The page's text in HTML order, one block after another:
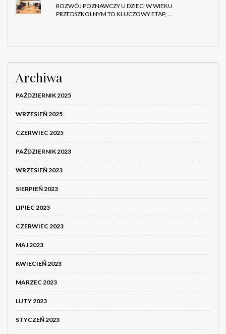
ROZWÓJ POZNAWCZY U DZIECI W WIEKU
PRZEDSZKOLNYM TO KLUCZOWY ETAP, …
Archiwa
PAŹDZIERNIK 2025
WRZESIEŃ 2025
CZERWIEC 2025
PAŹDZIERNIK 2023
WRZESIEŃ 2023
SIERPIEŃ 2023
LIPIEC 2023
CZERWIEC 2023
MAJ 2023
KWIECIEŃ 2023
MARZEC 2023
LUTY 2023
STYCZEŃ 2023